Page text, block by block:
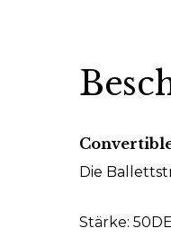
Die
Stärke: